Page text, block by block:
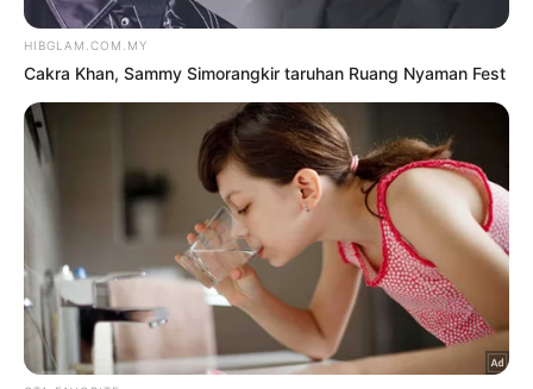
8 Ogos 2026
‘M. Nasir hanya bercanda,
mungkin saya ada apa mereka
cari’
8 Ogos 2026
TRENDING
1
Kasihan Aisha Retno, cakap